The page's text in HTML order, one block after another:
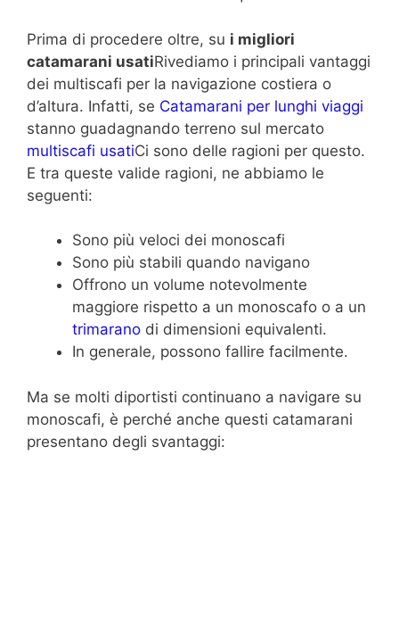
Prima di procedere oltre, su i migliori
catamarani usatiRivediamo i principali vantaggi
dei multiscafi per la navigazione costiera o
d’altura. Infatti, se Catamarani per lunghi viaggi
stanno guadagnando terreno sul mercato
multiscafi usatiCi sono delle ragioni per questo.
E tra queste valide ragioni, ne abbiamo le
seguenti:
Sono più veloci dei monoscafi
Sono più stabili quando navigano
Offrono un volume notevolmente
maggiore rispetto a un monoscafo o a un
trimarano di dimensioni equivalenti.
In generale, possono fallire facilmente.
Ma se molti diportisti continuano a navigare su
monoscafi, è perché anche questi catamarani
presentano degli svantaggi: